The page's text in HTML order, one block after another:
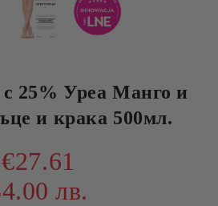
25% Уреа Манго и
и крака 500мл.
€27.61
лв.